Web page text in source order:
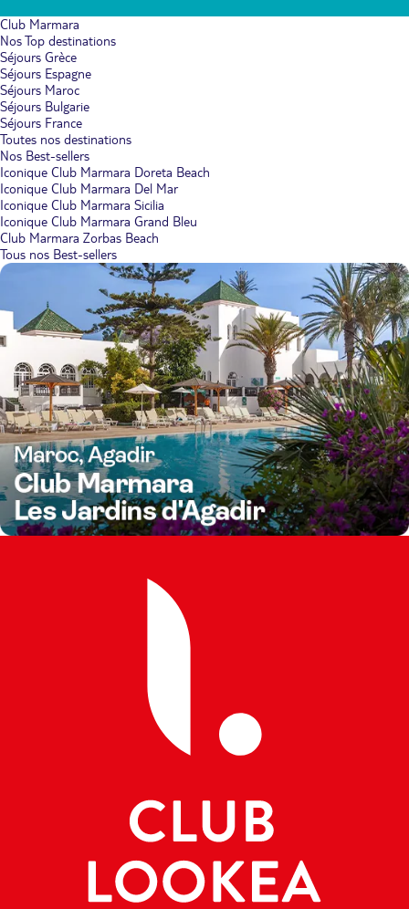
Club Marmara
Nos Top destinations
Séjours Grèce
Séjours Espagne
Séjours Maroc
Séjours Bulgarie
Séjours France
Toutes nos destinations
Nos Best-sellers
Iconique Club Marmara Doreta Beach
Iconique Club Marmara Del Mar
Iconique Club Marmara Sicilia
Iconique Club Marmara Grand Bleu
Club Marmara Zorbas Beach
Tous nos Best-sellers